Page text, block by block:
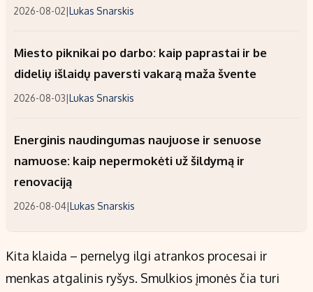
2026-08-02|Lukas Snarskis
Miesto piknikai po darbo: kaip paprastai ir be
didelių išlaidų paversti vakarą maža švente
2026-08-03|Lukas Snarskis
Energinis naudingumas naujuose ir senuose
namuose: kaip nepermokėti už šildymą ir
renovaciją
2026-08-04|Lukas Snarskis
Kita klaida – pernelyg ilgi atrankos procesai ir
menkas atgalinis ryšys. Smulkios įmonės čia turi